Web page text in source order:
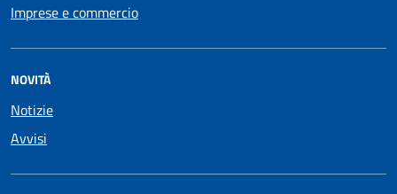
Imprese e commercio
NOVITÀ
Notizie
Avvisi